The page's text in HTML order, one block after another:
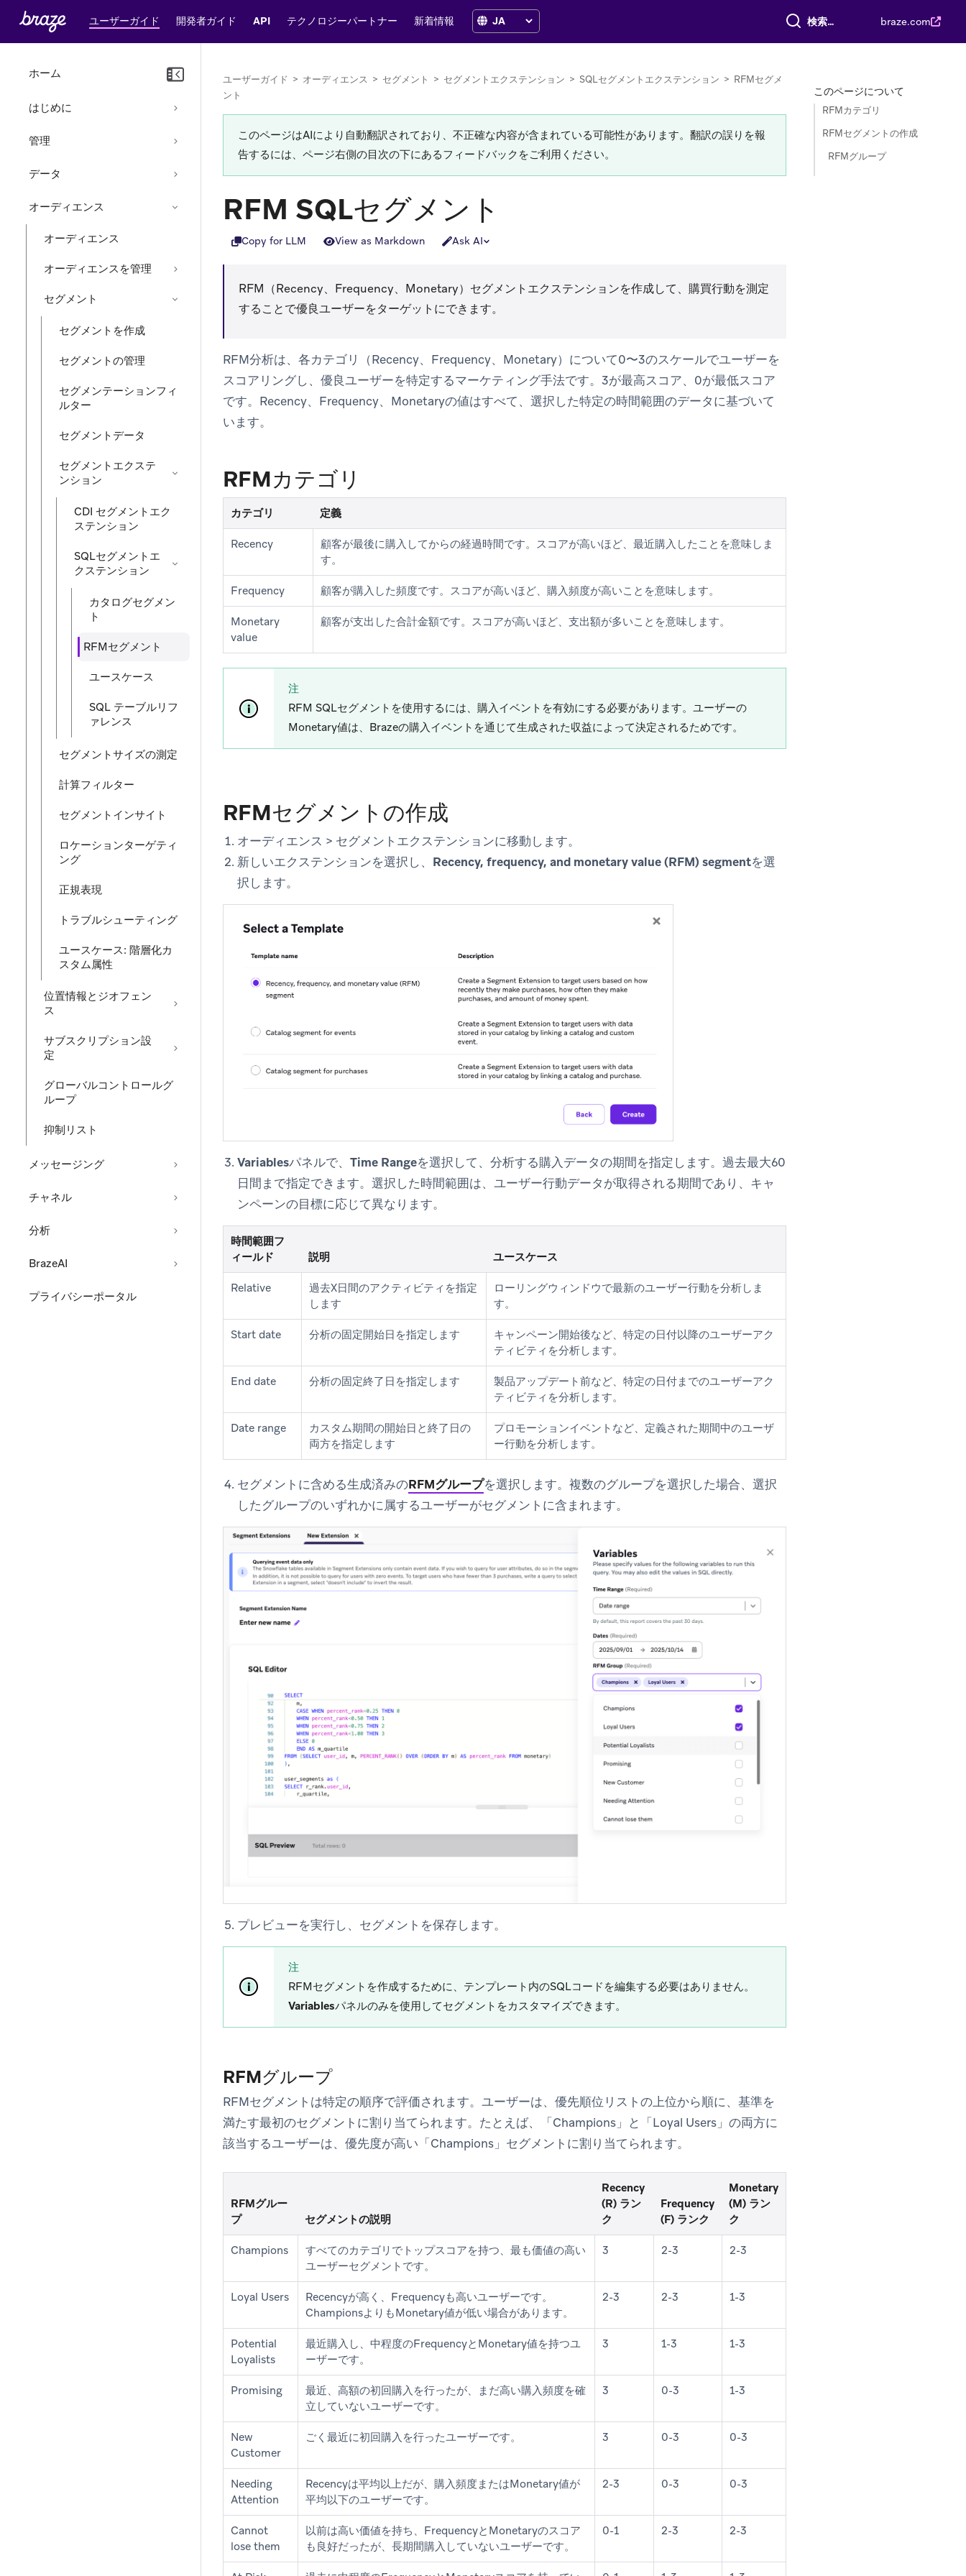
ユーザーガイド 開発者ガイド API テクノロジーパートナー 新着情報 すべて検索 braze.com
ホーム
はじめに
管理
データ
オーディエンス
オーディエンス
オーディエンスを管理
セグメント
セグメントを作成
セグメントの管理
セグメンテーションフィ
ルター
セグメントデータ
セグメントエクステ
ンション
CDI セグメントエク
ステンション
SQLセグメントエ
クステンション
カタログセグメン
ト
RFMセグメント
ユースケース
SQL テーブルリフ
ァレンス
セグメントサイズの測定
計算フィルター
セグメントインサイト
ロケーションターゲティ
ング
正規表現
トラブルシューティング
ユースケース: 階層化カ
スタム属性
位置情報とジオフェン
ス
サブスクリプション設
定
グローバルコントロールグ
ループ
抑制リスト
メッセージング
チャネル
分析
BrazeAI
プライバシーポータル
ユーザーガイド > オーディエンス > セグメント > セグメントエクステンション > SQLセグメントエクステンション > RFMセグメ
ント
このページはAIにより自動翻訳されており、不正確な内容が含まれている可能性があります。翻訳の誤りを報
告するには、ページ右側の目次の下にあるフィードバックをご利用ください。
RFM SQLセグメント
Copy for LLM View as Markdown Ask AI
RFM（Recency、Frequency、Monetary）セグメントエクステンションを作成して、購買行動を測定
することで優良ユーザーをターゲットにできます。
RFM分析は、各カテゴリ（Recency、Frequency、Monetary）について0〜3のスケールでユーザーを
スコアリングし、優良ユーザーを特定するマーケティング手法です。3が最高スコア、0が最低スコア
です。Recency、Frequency、Monetaryの値はすべて、選択した特定の時間範囲のデータに基づいて
います。
RFMカテゴリ
カテゴリ 定義
Recency
顧客が最後に購入してからの経過時間です。スコアが高いほど、最近購入したことを意味しま
す。
Frequency 顧客が購入した頻度です。スコアが高いほど、購入頻度が高いことを意味します。
Monetary
value
顧客が支出した合計金額です。スコアが高いほど、支出額が多いことを意味します。
注
RFM SQLセグメントを使用するには、購入イベントを有効にする必要があります。ユーザーの
Monetary値は、Brazeの購入イベントを通じて生成された収益によって決定されるためです。
RFMセグメントの作成
オーディエンス > セグメントエクステンションに移動します。
新しいエクステンションを選択し、 Recency, frequency, and monetary value (RFM) segmentを選
択します。
Variablesパネルで、 Time Rangeを選択して、分析する購入データの期間を指定します。過去最大60
日間まで指定できます。選択した時間範囲は、ユーザー行動データが取得される期間であり、キャ
ンペーンの目標に応じて異なります。
時間範囲フ
ィールド
説明 ユースケース
Relative
過去X日間のアクティビティを指定
します
ローリングウィンドウで最新のユーザー行動を分析しま
す。
Start date 分析の固定開始日を指定します
キャンペーン開始後など、特定の日付以降のユーザーアク
ティビティを分析します。
End date 分析の固定終了日を指定します
製品アップデート前など、特定の日付までのユーザーアク
ティビティを分析します。
Date range
カスタム期間の開始日と終了日の
両方を指定します
プロモーションイベントなど、定義された期間中のユーザ
ー行動を分析します。
セグメントに含める生成済みのRFMグループを選択します。複数のグループを選択した場合、選択
したグループのいずれかに属するユーザーがセグメントに含まれます。
プレビューを実行し、セグメントを保存します。
注
RFMセグメントを作成するために、テンプレート内のSQLコードを編集する必要はありません。
Variablesパネルのみを使用してセグメントをカスタマイズできます。
RFMグループ
RFMセグメントは特定の順序で評価されます。ユーザーは、優先順位リストの上位から順に、基準を
満たす最初のセグメントに割り当てられます。たとえば、「Champions」と「Loyal Users」の両方に
該当するユーザーは、優先度が高い「Champions」セグメントに割り当てられます。
RFMグルー
プ
セグメントの説明
Recency
(R) ラン
ク
Frequency
(F) ランク
Monetary
(M) ラン
ク
Champions
すべてのカテゴリでトップスコアを持つ、最も価値の高い
ユーザーセグメントです。
3 2-3 2-3
Loyal Users
Recencyが高く、Frequencyも高いユーザーです。
ChampionsよりもMonetary値が低い場合があります。
2-3 2-3 1-3
Potential
Loyalists
最近購入し、中程度のFrequencyとMonetary値を持つユ
ーザーです。
3 1-3 1-3
Promising
最近、高額の初回購入を行ったが、まだ高い購入頻度を確
立していないユーザーです。
3 0-3 1-3
New
Customer
ごく最近に初回購入を行ったユーザーです。 3 0-3 0-3
Needing
Attention
Recencyは平均以上だが、購入頻度またはMonetary値が
平均以下のユーザーです。
2-3 0-3 0-3
Cannot
lose them
以前は高い価値を持ち、FrequencyとMonetaryのスコア
も良好だったが、長期間購入していないユーザーです。
0-1 2-3 2-3
このページについて
RFMカテゴリ
RFMセグメントの作成
RFMグループ